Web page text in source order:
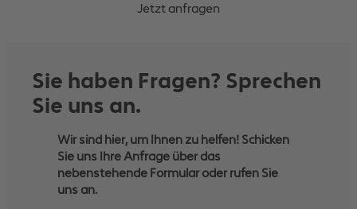
Jetzt anfragen
Sie haben Fragen? Sprechen
Sie uns an.
Wir sind hier, um Ihnen zu helfen! Schicken
Sie uns Ihre Anfrage über das
nebenstehende Formular oder rufen Sie
uns an.